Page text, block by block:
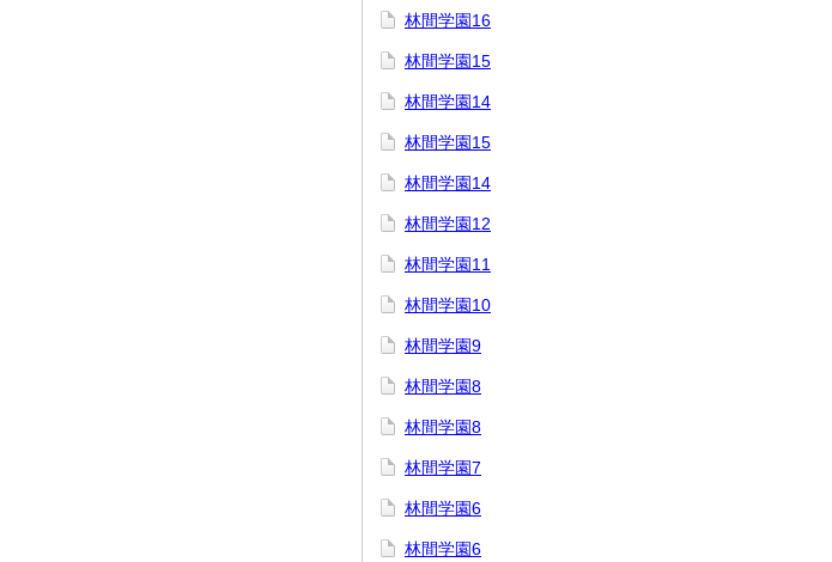
林間学園16
林間学園15
林間学園14
林間学園15
林間学園14
林間学園12
林間学園11
林間学園10
林間学園9
林間学園8
林間学園8
林間学園7
林間学園6
林間学園6